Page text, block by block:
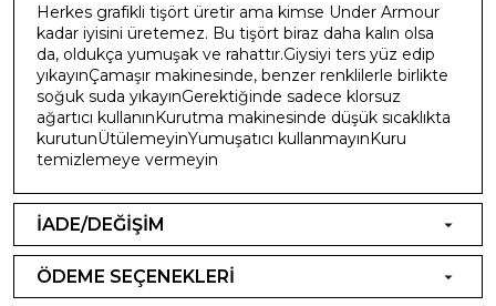
Herkes grafikli tişört üretir ama kimse Under Armour
kadar iyisini üretemez. Bu tişört biraz daha kalın olsa
da, oldukça yumuşak ve rahattır.Giysiyi ters yüz edip
yıkayınÇamaşır makinesinde, benzer renklilerle birlikte
soğuk suda yıkayınGerektiğinde sadece klorsuz
ağartıcı kullanınKurutma makinesinde düşük sıcaklıkta
kurutunÜtülemeyinYumuşatıcı kullanmayınKuru
temizlemeye vermeyin
İADE/DEĞİŞİM
ÖDEME SEÇENEKLERİ